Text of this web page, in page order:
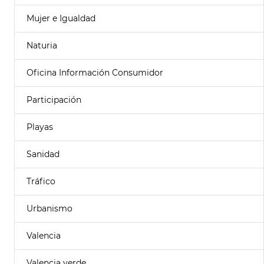
Mujer e Igualdad
Naturia
Oficina Información Consumidor
Participación
Playas
Sanidad
Tráfico
Urbanismo
Valencia